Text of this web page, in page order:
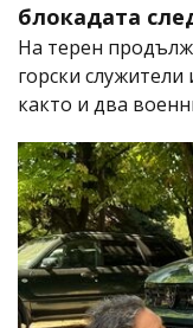
блокадата
На терен
горски
както и два